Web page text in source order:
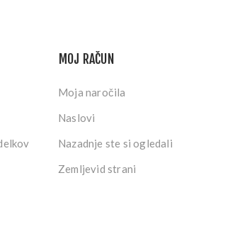
MOJ RAČUN
Moja naročila
Naslovi
Nazadnje ste si ogledali
Zemljevid strani